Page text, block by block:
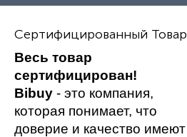
Сертифицированный Товар
Весь товар
сертифицирован!
Bibuy - это компания,
которая понимает, что
доверие и качество имеют